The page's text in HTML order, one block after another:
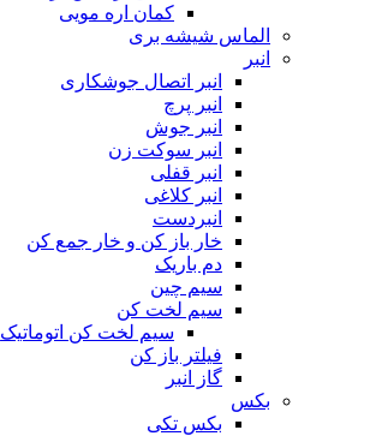
کمان اره مویی
الماس شیشه بری
انبر
انبر اتصال جوشکاری
انبر پرچ
انبر جوش
انبر سوکت زن
انبر قفلی
انبر کلاغی
انبردست
خار باز کن و خار جمع کن
دم باریک
سیم چین
سیم لخت کن
سیم لخت کن اتوماتیک
فیلتر باز کن
گاز انبر
بکس
بکس تکی